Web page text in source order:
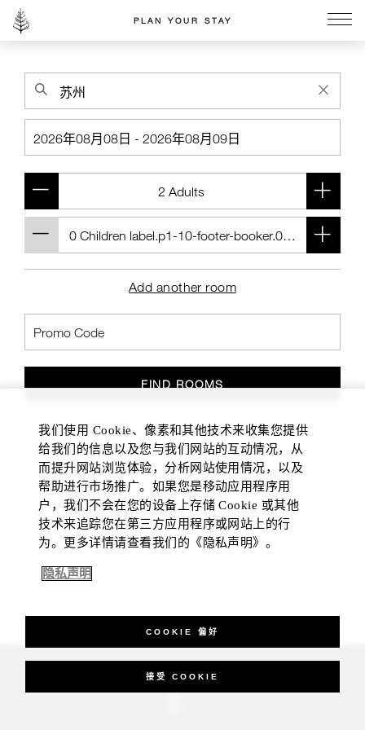
PLAN YOUR STAY
Add another room
FIND ROOMS
_Four Seasons Hotels Limited 1997-2026. All Rights Reserved.
我们使用 Cookie、像素和其他技术来收集您提供
给我们的信息以及您与我们网站的互动情况，从
而提升网站浏览体验，分析网站使用情况，以及
帮助进行市场推广。如果您是移动应用程序用
户，我们不会在您的设备上存储 Cookie 或其他
技术来追踪您在第三方应用程序或网站上的行
为。更多详情请查看我们的《隐私声明》。
隐私声明
COOKIE 偏好
接受 COOKIE